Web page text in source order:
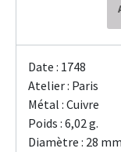
Date : 1748
Atelier : Paris
Métal : Cuivre
Poids : 6,02 g.
Diamètre : 28